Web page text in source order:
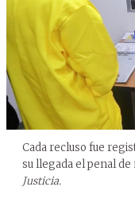
Cada recluso fue
su llegada el penal
Justicia.